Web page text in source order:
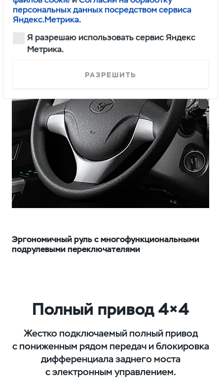
Эргономичный руль с многофункциональными
подрулевыми переключателями
Полный привод 4×4
Жестко подключаемый полный привод
с пониженным рядом передач и блокировка
дифференциала заднего моста
с электронным управлением.
персональных данных посредством сервиса
Яндекс.Метрика.
Я разрешаю использовать сервис Яндекс
Метрика.
РАЗРЕШИТЬ